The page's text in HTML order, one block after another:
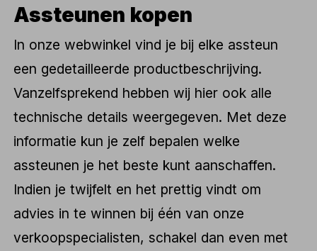
Assteunen kopen
In onze webwinkel vind je bij elke assteun
een gedetailleerde productbeschrijving.
Vanzelfsprekend hebben wij hier ook alle
technische details weergegeven. Met deze
informatie kun je zelf bepalen welke
assteunen je het beste kunt aanschaffen.
Indien je twijfelt en het prettig vindt om
advies in te winnen bij één van onze
verkoopspecialisten, schakel dan even met